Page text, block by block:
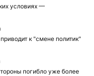
условиях —
к "смене политик"
погибло уже более